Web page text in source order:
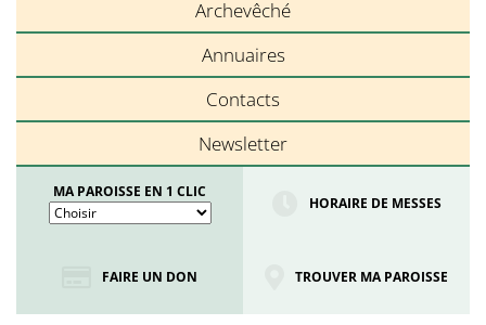
Archevêché
Annuaires
Contacts
Newsletter
MA PAROISSE EN 1 CLIC
HORAIRE DE MESSES
FAIRE UN DON TROUVER MA PAROISSE